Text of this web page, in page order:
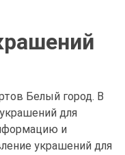
Белый город. В
для
и
украшений для